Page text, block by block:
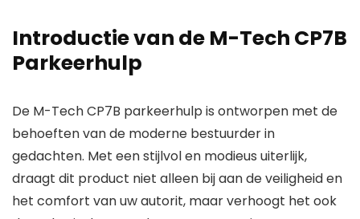
Introductie van de M-Tech CP7B
Parkeerhulp
De M-Tech CP7B parkeerhulp is ontworpen met de
behoeften van de moderne bestuurder in
gedachten. Met een stijlvol en modieus uiterlijk,
draagt dit product niet alleen bij aan de veiligheid en
het comfort van uw autorit, maar verhoogt het ook